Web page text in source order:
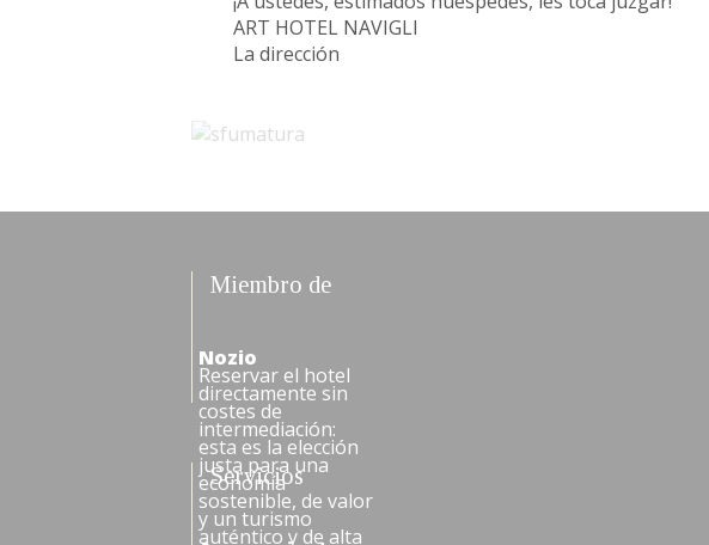
ART HOTEL NAVIGLI
La dirección
Miembro de
Nozio
Reservar el hotel
directamente sin
costes de
intermediación:
esta es la elección
justa para una
economía
sostenible, de valor
y un turismo
auténtico y de alta
Servicios